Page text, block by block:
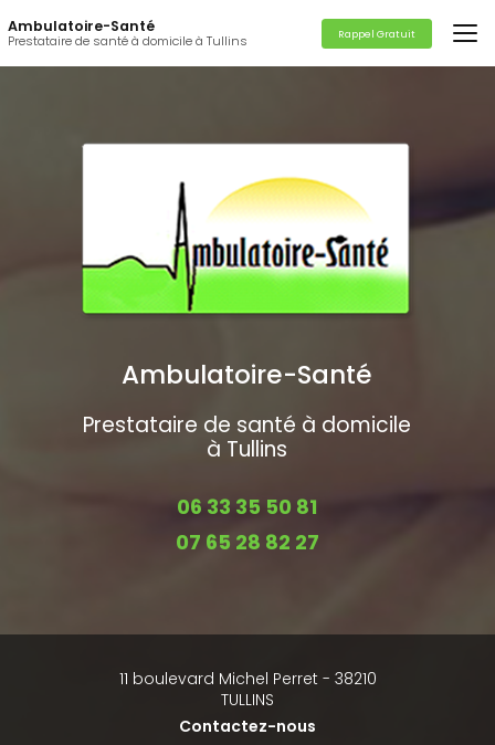
au
contenu
principal
Ambulatoire-Santé
Prestataire de santé à domicile à Tullins Rappel Gratuit
Ambulatoire-Santé
Prestataire de santé à domicile
à Tullins
06 33 35 50 81
07 65 28 82 27
11 boulevard Michel Perret - 38210
TULLINS
Contactez-nous